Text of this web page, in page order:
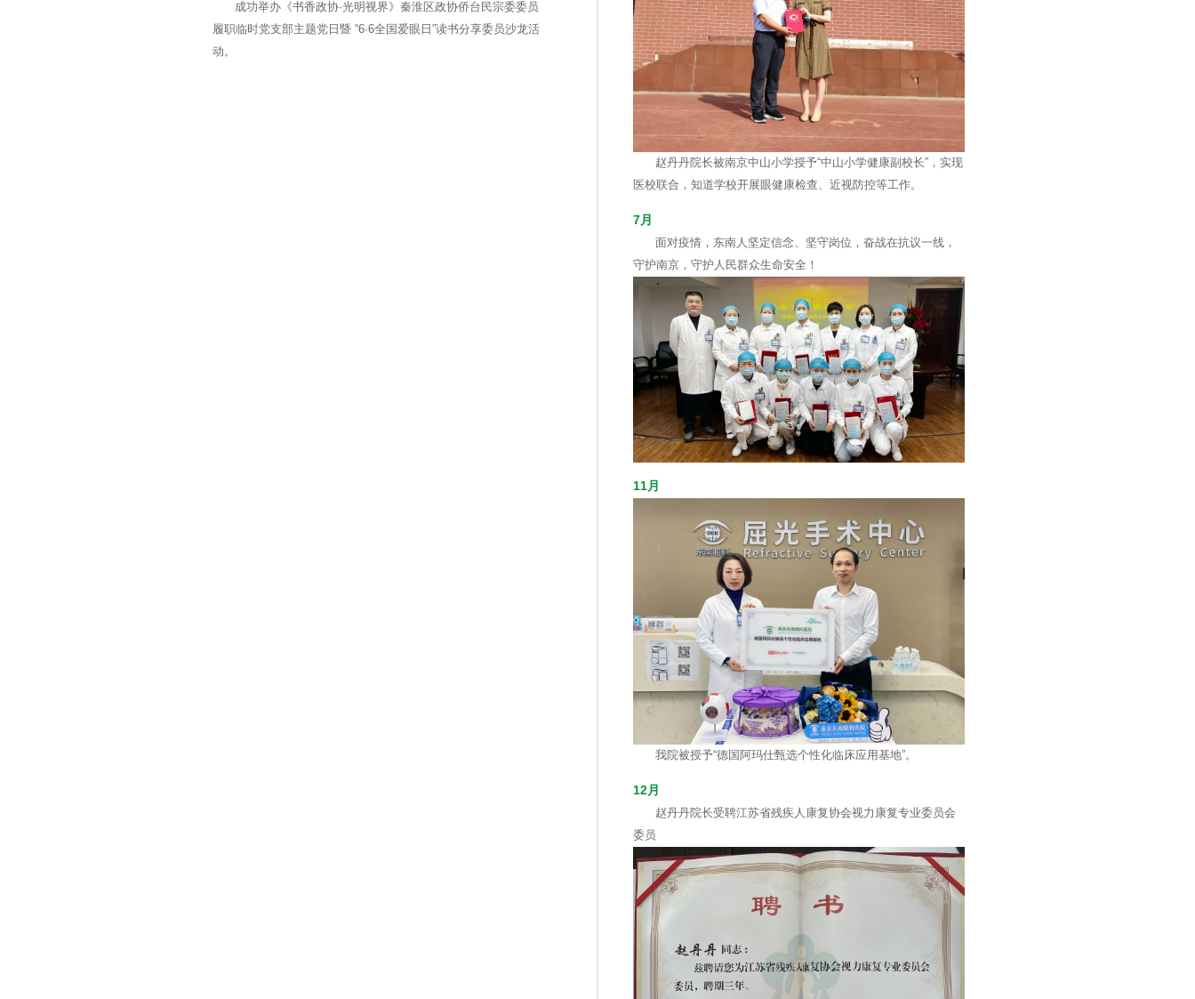
成功举办《书香政协·光明视界》秦淮区政协侨台民宗委委员
履职临时党支部主题党日暨 “6·6全国爱眼日”读书分享委员沙龙活
动。
赵丹丹院长被南京中山小学授予“中山小学健康副校长”，实现
医校联合，知道学校开展眼健康检查、近视防控等工作。
7月
面对疫情，东南人坚定信念、坚守岗位，奋战在抗议一线，
守护南京，守护人民群众生命安全！
11月
我院被授予“德国阿玛仕甄选个性化临床应用基地”。
12月
赵丹丹院长受聘江苏省残疾人康复协会视力康复专业委员会
委员